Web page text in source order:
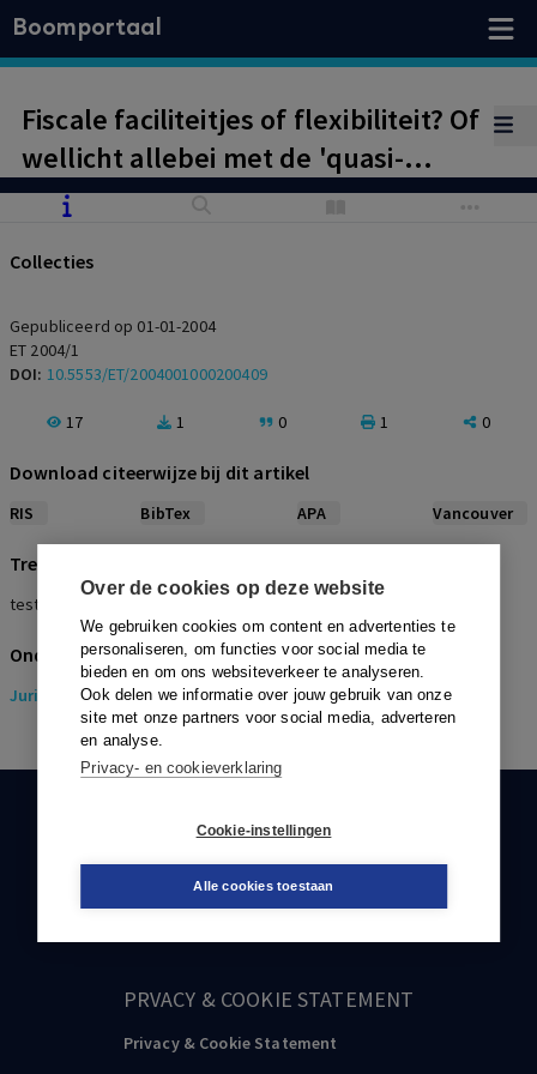
Over de cookies op deze website
We gebruiken cookies om content en advertenties te
personaliseren, om functies voor social media te
bieden en om ons websiteverkeer te analyseren.
Ook delen we informatie over jouw gebruik van onze
site met onze partners voor social media, adverteren
en analyse.
Privacy- en cookieverklaring
Cookie-instellingen
Alle cookies toestaan
Boomportaal
Fiscale faciliteitjes of flexibiliteit? Of
wellicht allebei met de 'quasi-
wettelijke verdeling'?
Collecties
Gepubliceerd op 01-01-2004
ET 2004/1
DOI: 10.5553/ET/2004001000200409
17 1 0 1 0
Download citeerwijze bij dit artikel
RIS BibTex APA Vancouver
Trefwoorden
testament
Onderwerpen
Juridisch> Erfrecht
KLANTENSERVICE
088-0301000
klantenservice@boom.nl
PRVACY & COOKIE STATEMENT
Privacy & Cookie Statement